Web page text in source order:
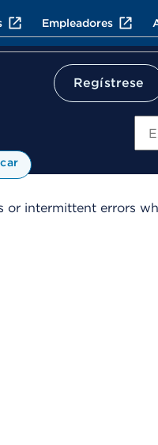
Empleadores
Regístrese
or intermittent errors